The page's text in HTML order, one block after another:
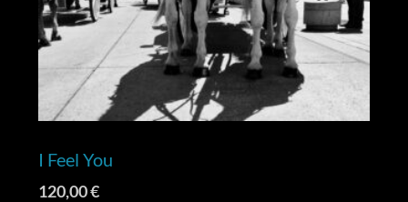
I Feel You
120,00€